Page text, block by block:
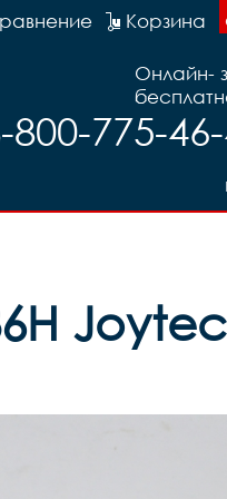
Корзина
Онлайн-
800-775-